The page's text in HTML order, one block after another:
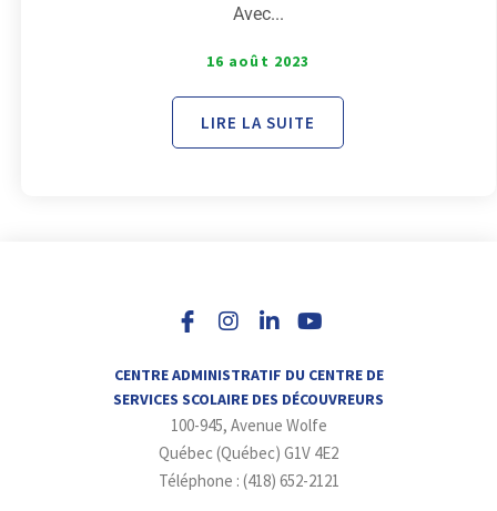
Avec...
16 août 2023
LIRE LA SUITE
s
g
r
a
m
n
d
i
n
-
i
n
u
b
e
CENTRE ADMINISTRATIF DU CENTRE DE
SERVICES SCOLAIRE DES DÉCOUVREURS
100-945, Avenue Wolfe
Québec (Québec) G1V 4E2
Téléphone : (418) 652-2121